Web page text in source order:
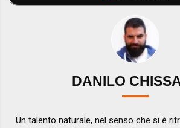
DANILO
Un talento naturale, nel senso che si è